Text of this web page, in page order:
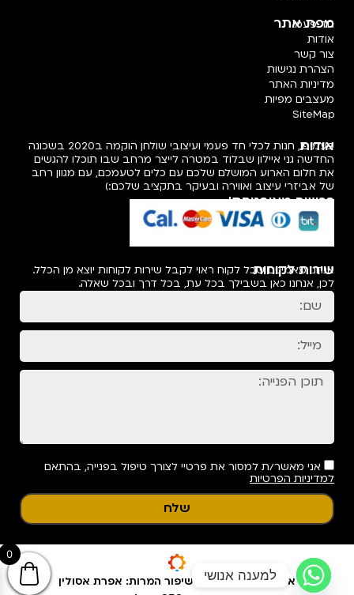
מפת אתר
חד פעמי
אודות
צור קשר
הצהרת נגישות
מדיניות האתר
מעצבים מפיות
SiteMap
אודות
פעמיפו, חנות לכלי חד פעמי ועיצובי שולחן הוקמה ב2020 בשכונה
החדשה גני איילון שבלוד במטרה לייצר מרחב שבו תוכלו להגשים
את חלום הארוע המושלם שלכם עם כלים לטעמכם, עם מגוון רחב
של אביזרי עיצוב ואווירה ובעיקר בתקציב שלכם:)
רכישה מאובטחת!
שירות לקוחות
אנחנו מאמינים שכל לקוח ראוי לקבל שירות לקוחות יוצא מן הכלל.
לכן, אנחנו כאן בשבילך בכל עת, בכל דרך ובכל שאלה.
אני מאשר/ת למסור את פרטיי לצורך טיפול בפנייה, בהתאם
למדיניות הפרטיות
שלח
אפיון עיצוב ופיתוח & שיפור המרות: אפרת אסולין
0
למענה אנושי